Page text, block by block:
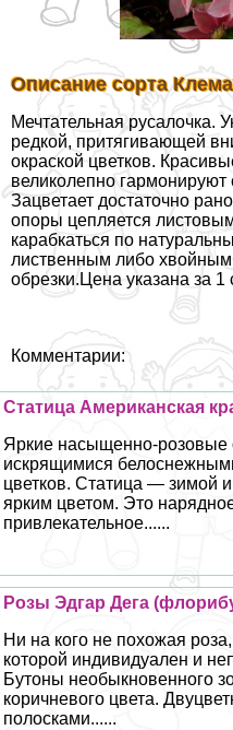
Описание сорта
Мечтательная русалочка.
редкой, притягивающей
окраской цветков.
великолепно
Зацветает достаточно
опоры цепляется
карабкаться по
лиственным либо
обрезки.Цена указана за
Комментарии:
Статица Американская
Яркие насыщенно-розовые
искрящимися
цветков. Статица — зимой
ярким цветом. Это
привлекательное......
Розы Эдгар Дега
Ни на кого не похожая
которой индивидуален и
Бутоны необыкновенного
коричневого цвета.
полосками......